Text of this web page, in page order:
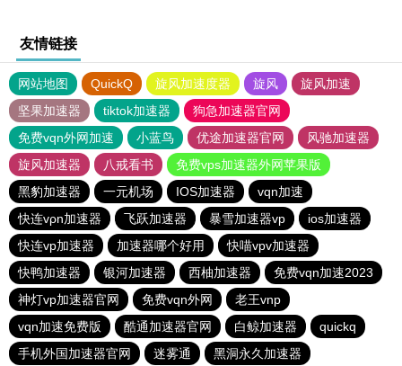
友情链接
网站地图 QuickQ 旋风加速度器 旋风
旋风加速
坚果加速器
tiktok加速器
狗急加速器官网
免费vqn外网加速
小蓝鸟 优途加速器官网
风驰加速器
旋风加速器
八戒看书
免费vps加速器外网苹果版
黑豹加速器
一元机场 IOS加速器
vqn加速
快连vρn加速器
飞跃加速器 暴雪加速器vp
ios加速器
快连vp加速器
加速器哪个好用
快喵vpv加速器
快鸭加速器
银河加速器 西柚加速器
免费vqn加速2023
神灯vp加速器官网
免费vqn外网
老王vnp
vqn加速免费版
酷通加速器官网 白鲸加速器
quickq
手机外国加速器官网
迷雾通 黑洞永久加速器